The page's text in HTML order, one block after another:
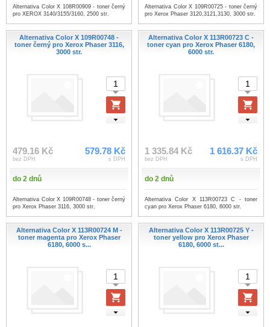
Alternativa Color X 108R00909 - toner černý
pro XEROX 3140/3155/3160, 2500 str.
Alternativa Color X 109R00725 - toner černý
pro Xerox Phaser 3120,3121,3130, 3000 str.
Alternativa Color X 109R00748 -
toner černý pro Xerox Phaser 3116,
3000 str.
479.16 Kč
bez DPH
579.78 Kč
s DPH
do 2 dnů
Alternativa Color X 109R00748 - toner černý
pro Xerox Phaser 3116, 3000 str.
Alternativa Color X 113R00723 C -
toner cyan pro Xerox Phaser 6180,
6000 str.
1 335.84 Kč
bez DPH
1 616.37 Kč
s DPH
do 2 dnů
Alternativa Color X 113R00723 C - toner
cyan pro Xerox Phaser 6180, 6000 str.
Alternativa Color X 113R00724 M -
toner magenta pro Xerox Phaser
6180, 6000 s...
Alternativa Color X 113R00725 Y -
toner yellow pro Xerox Phaser
6180, 6000 st...